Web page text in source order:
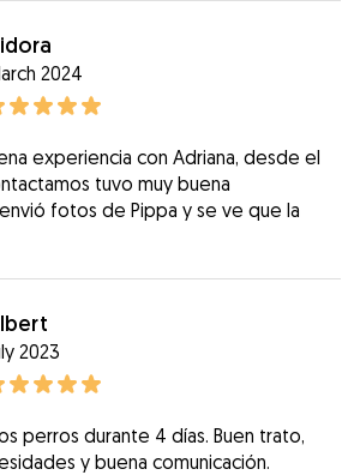
2024
experiencia con Adriana, desde el
tuvo muy buena
fotos de Pippa y se ve que la
2023
perros durante 4 días. Buen trato,
y buena comunicación.